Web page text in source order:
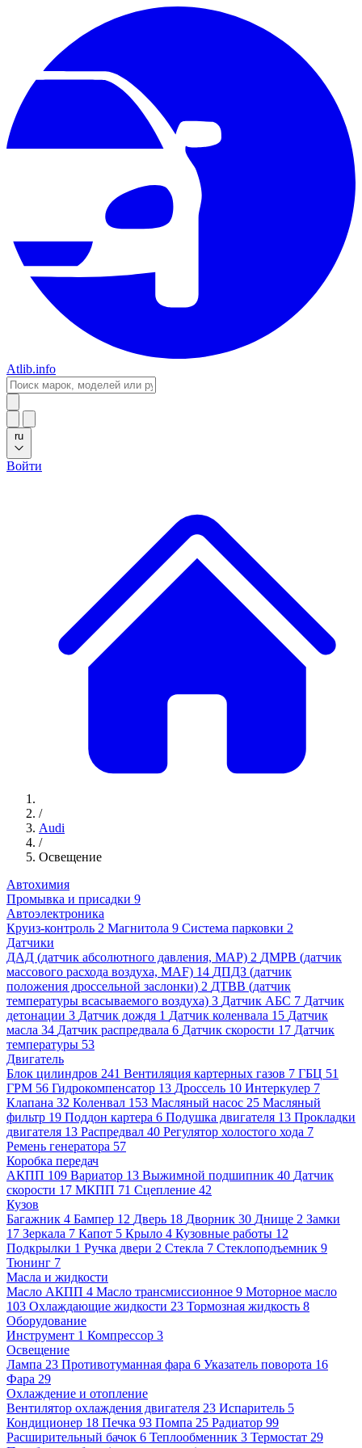
Atlib.info
ru
Войти
/
Audi
/
Освещение
Автохимия
Промывка и присадки 9
Автоэлектроника
Круиз-контроль 2 Магнитола 9 Система парковки 2
Датчики
ДАД (датчик абсолютного давления, MAP) 2 ДМРВ (датчик
массового расхода воздуха, MAF) 14 ДПДЗ (датчик
положения дроссельной заслонки) 2 ДТВВ (датчик
температуры всасываемого воздуха) 3 Датчик АБС 7 Датчик
детонации 3 Датчик дождя 1 Датчик коленвала 15 Датчик
масла 34 Датчик распредвала 6 Датчик скорости 17 Датчик
температуры 53
Двигатель
Блок цилиндров 241 Вентиляция картерных газов 7 ГБЦ 51
ГРМ 56 Гидрокомпенсатор 13 Дроссель 10 Интеркулер 7
Клапана 32 Коленвал 153 Масляный насос 25 Масляный
фильтр 19 Поддон картера 6 Подушка двигателя 13 Прокладки
двигателя 13 Распредвал 40 Регулятор холостого хода 7
Ремень генератора 57
Коробка передач
АКПП 109 Вариатор 13 Выжимной подшипник 40 Датчик
скорости 17 МКПП 71 Сцепление 42
Кузов
Багажник 4 Бампер 12 Дверь 18 Дворник 30 Днище 2 Замки
17 Зеркала 7 Капот 5 Крыло 4 Кузовные работы 12
Подкрылки 1 Ручка двери 2 Стекла 7 Стеклоподъемник 9
Тюнинг 7
Масла и жидкости
Масло АКПП 4 Масло трансмиссионное 9 Моторное масло
103 Охлаждающие жидкости 23 Тормозная жидкость 8
Оборудование
Инструмент 1 Компрессор 3
Освещение
Лампа 23 Противотуманная фара 6 Указатель поворота 16
Фара 29
Охлаждение и отопление
Вентилятор охлаждения двигателя 23 Испаритель 5
Кондиционер 18 Печка 93 Помпа 25 Радиатор 99
Расширительный бачок 6 Теплообменник 3 Термостат 29